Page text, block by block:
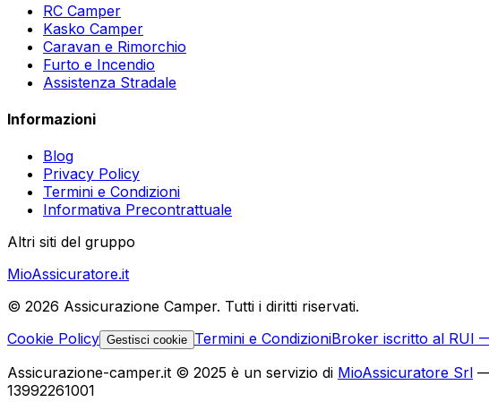
RC Camper
Kasko Camper
Caravan e Rimorchio
Furto e Incendio
Assistenza Stradale
Informazioni
Blog
Privacy Policy
Termini e Condizioni
Informativa Precontrattuale
Altri siti del gruppo
MioAssicuratore.it
© 2026 Assicurazione Camper. Tutti i diritti riservati.
Cookie Policy Gestisci cookie Termini e CondizioniBroker iscritto al RUI
Assicurazione-camper.it © 2025 è un servizio di MioAssicuratore Srl —
13992261001